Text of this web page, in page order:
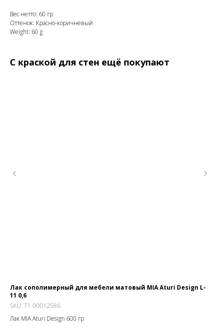
Вес нетто: 60 гр
Оттенок: Красно-коричневый
Weight: 60 g
С краской для стен ещё покупают
Лак сополимерный для мебели матовый MIA Aturi Design L-
11 0,6
SKU: T1-00012586
Лак MIA Aturi Design 600 гр